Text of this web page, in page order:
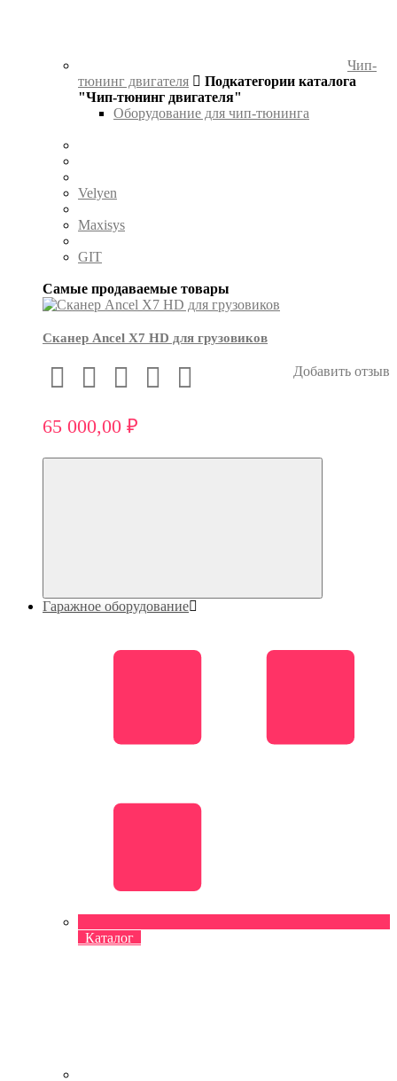
Чип-
тюнинг двигателя
Подкатегории каталога
"Чип-тюнинг двигателя"
Оборудование для чип-тюнинга
Velyen
Maxisys
GIT
Самые продаваемые товары
Сканер Ancel X7 HD для грузовиков
Добавить отзыв
65 000,00 ₽
Гаражное оборудование
Каталог